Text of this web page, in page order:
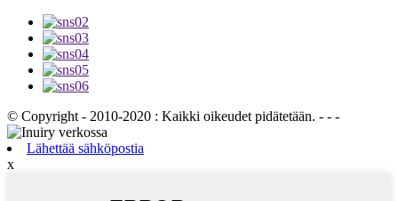
© Copyright - 2010-2020 : Kaikki oikeudet pidätetään. - - -
Lähettää sähköpostia
x